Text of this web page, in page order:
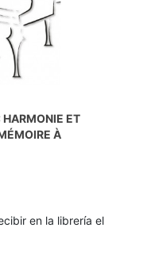
ET
À
en la librería el